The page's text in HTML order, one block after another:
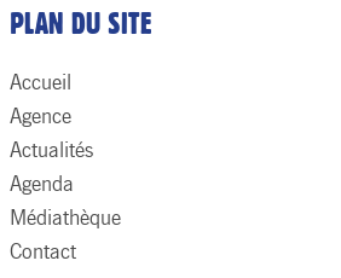
PLAN DU SITE
Accueil
Agence
Actualités
Agenda
Médiathèque
Contact